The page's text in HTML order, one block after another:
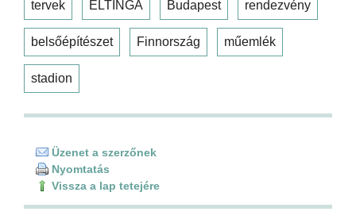
tervek ELTINGA Budapest rendezvény
belsőépítészet Finnország műemlék
stadion
Üzenet a szerzőnek
Nyomtatás
Vissza a lap tetejére